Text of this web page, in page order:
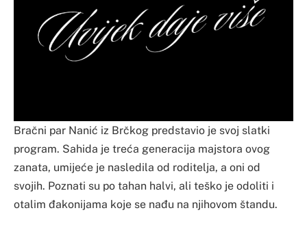
Bračni par Nanić iz Brčkog predstavio je svoj slatki
program. Sahida je treća generacija majstora ovog
zanata, umijeće je nasledila od roditelja, a oni od
svojih. Poznati su po tahan halvi, ali teško je odoliti i
otalim đakonijama koje se nađu na njihovom štandu.